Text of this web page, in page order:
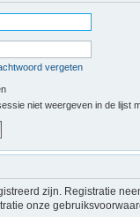
vergeten
niet weergeven in de lijst
zijn. Registratie
onze